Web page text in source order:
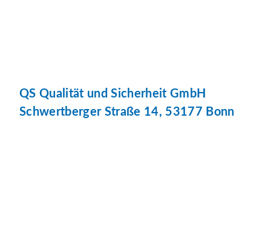
QS Qualität und Sicherheit GmbH
Schwertberger Straße 14, 53177 Bonn